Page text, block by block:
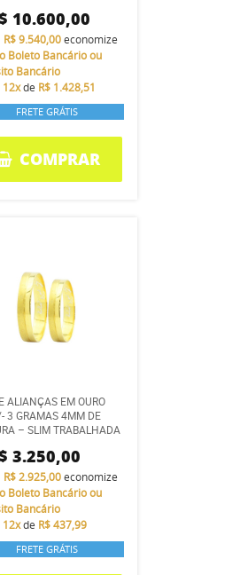
10.600,00
R$ 9.540,00economize
Boleto Bancário ou
Bancário
12xde R$ 1.428,51
FRETE GRÁTIS
COMPRAR
ALIANÇAS EM OURO
3 GRAMAS 4MM DE
– SLIM TRABALHADA
3.250,00
R$ 2.925,00economize
Boleto Bancário ou
Bancário
12xde R$ 437,99
FRETE GRÁTIS